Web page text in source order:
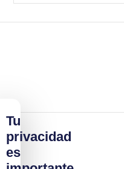
Tu
privacidad
es